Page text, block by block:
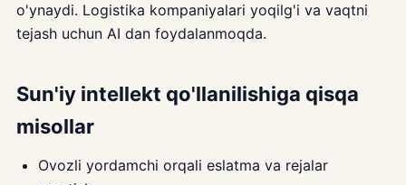
o'ynaydi. Logistika kompaniyalari yoqilg'i va vaqtni
tejash uchun AI dan foydalanmoqda.
Sun'iy intellekt qo'llanilishiga qisqa
misollar
Ovozli yordamchi orqali eslatma va rejalar